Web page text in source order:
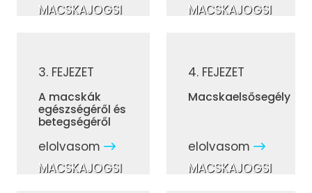
MACSKAJOGSI
3. FEJEZET
A macskák
egészségéről és
betegségéről
elolvasom
MACSKAJOGSI
4. FEJEZET
Macskaelsősegély
elolvasom
MACSKAJOGSI
MACSKAJOGSI